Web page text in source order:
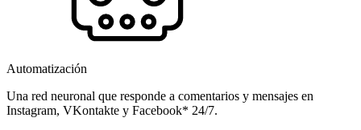
Automatización
Una red neuronal que responde a comentarios y mensajes en
Instagram, VKontakte y Facebook* 24/7.